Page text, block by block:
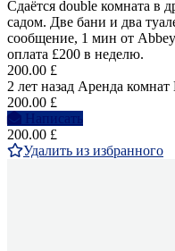
Сдаётся double комната в
садом. Две бани и два
сообщение, 1 мин от
оплата £200 в неделю.
200.00 £
2 лет назад Аренда комнат
200.00 £
Написать
200.00 £
Удалить из избранного